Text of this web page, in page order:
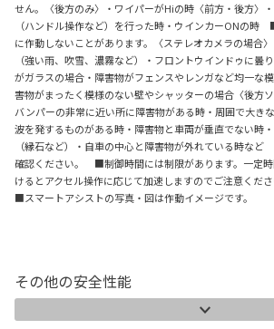
せん。〈後方のみ〉・ワイパーがHiの時〈前方・後方〉
（ハンドル操作など）を行った時・ウインカーONの
に作動しないことがあります。〈ステレオカメラの場合
（強い雨、吹雪、濃霧など）・フロントウインドゥに曇
がガラスの場合・障害物がフェンスやレンガなど均一な
害物がまったく模様のない壁やシャッターの場合〈後方
バンパーの非常に近い所に障害物がある時・周囲で大き
波を発するものがある時・障害物と車両が垂直でない時
（縁石など）・自車の中心と障害物が外れている時な
確認ください。 ■制御時間には制限があります。一定
けるとアクセル操作に応じて加速しますのでご注意くださ
■スマートアシストの写真・図は作動イメージです。
その他の安全性能